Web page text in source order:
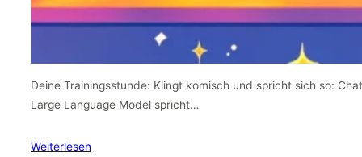
Deine Trainingsstunde: Klingt komisch und spricht sich so:
Large Language Model spricht…
Weiterlesen